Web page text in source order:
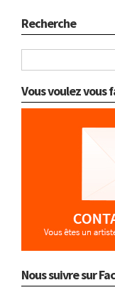
Recherche
Vous voulez vous
Nous suivre sur